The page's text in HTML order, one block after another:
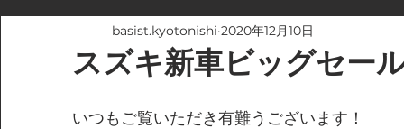
スズキ新車ビッグセー
basist.kyotonishi 2020年12月10日
いつもご覧いただき有難うございます！